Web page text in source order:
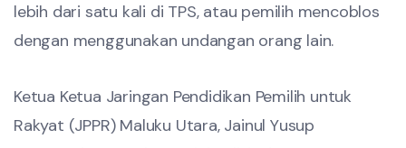
lebih dari satu kali di TPS, atau pemilih mencoblos
dengan menggunakan undangan orang lain.
Ketua Ketua Jaringan Pendidikan Pemilih untuk
Rakyat (JPPR) Maluku Utara, Jainul Yusup